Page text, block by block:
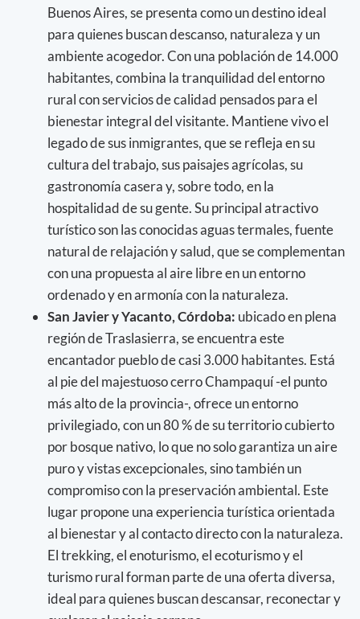
Buenos Aires, se presenta como un destino ideal
para quienes buscan descanso, naturaleza y un
ambiente acogedor. Con una población de 14.000
habitantes, combina la tranquilidad del entorno
rural con servicios de calidad pensados para el
bienestar integral del visitante. Mantiene vivo el
legado de sus inmigrantes, que se refleja en su
cultura del trabajo, sus paisajes agrícolas, su
gastronomía casera y, sobre todo, en la
hospitalidad de su gente. Su principal atractivo
turístico son las conocidas aguas termales, fuente
natural de relajación y salud, que se complementan
con una propuesta al aire libre en un entorno
ordenado y en armonía con la naturaleza.
San Javier y Yacanto, Córdoba: ubicado en plena
región de Traslasierra, se encuentra este
encantador pueblo de casi 3.000 habitantes. Está
al pie del majestuoso cerro Champaquí -el punto
más alto de la provincia-, ofrece un entorno
privilegiado, con un 80 % de su territorio cubierto
por bosque nativo, lo que no solo garantiza un aire
puro y vistas excepcionales, sino también un
compromiso con la preservación ambiental. Este
lugar propone una experiencia turística orientada
al bienestar y al contacto directo con la naturaleza.
El trekking, el enoturismo, el ecoturismo y el
turismo rural forman parte de una oferta diversa,
ideal para quienes buscan descansar, reconectar y